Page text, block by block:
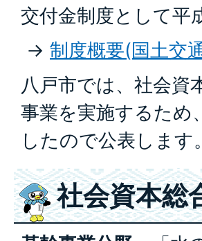
交付金制度として平
→ 制度概要(国土交
八戸市では、社会資
事業を実施するため
したので公表します。
社会資本総